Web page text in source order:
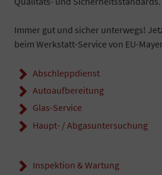
Immer gut und sicher unterwegs!
beim Werkstatt-Service von EU-
Abschleppdienst
Autoaufbereitung
Glas-Service
Haupt- / Abgasuntersuchung
Inspektion & Wartung